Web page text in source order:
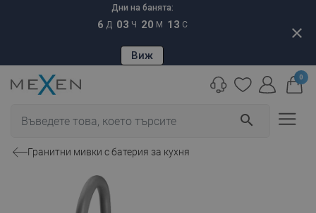
Дни на банята:
6 Д 03 Ч 20 М 12 С
Виж
close
search
0
Гранитни мивки с батерия за кухня